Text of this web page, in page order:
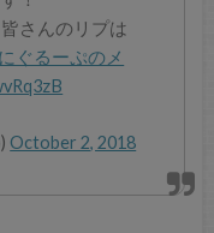
さんのリプは
ぐるーぷのメ
October 2, 2018